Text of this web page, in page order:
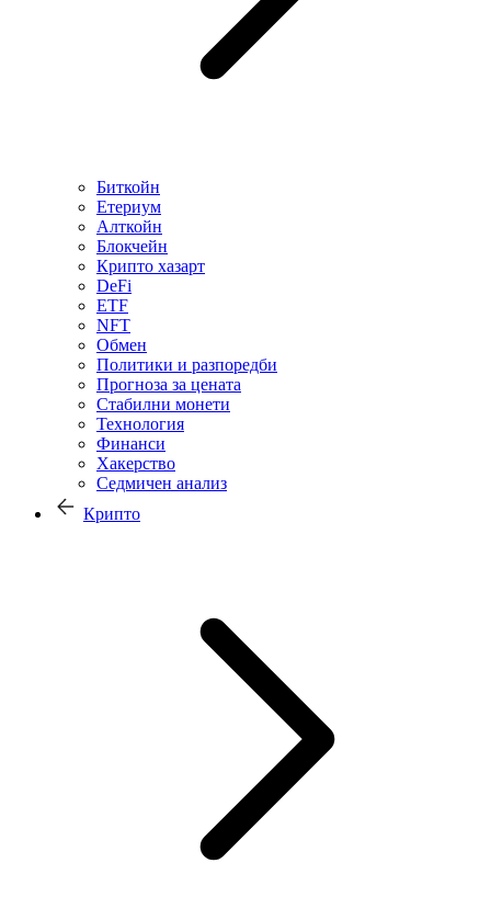
Биткойн
Етериум
Алткойн
Блокчейн
Крипто хазарт
DeFi
ETF
NFT
Обмен
Политики и разпоредби
Прогноза за цената
Стабилни монети
Технология
Финанси
Хакерство
Седмичен анализ
Крипто